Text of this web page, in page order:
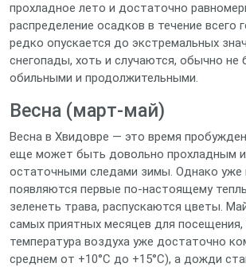
прохладное лето и достаточно
распределение осадков в течение всего
редко опускается до экстремальных
снегопады, хоть и случаются, обычно не
обильными и продолжительными.
Весна (март-май)
Весна в Хвидовре — это время
еще может быть довольно прохладным
остаточными следами зимы. Однако уже
появляются первые по-настоящему
зеленеть трава, распускаются цветы.
самых приятных месяцев для посещения,
температура воздуха уже достаточно
среднем от +10°C до +15°C), а дожди